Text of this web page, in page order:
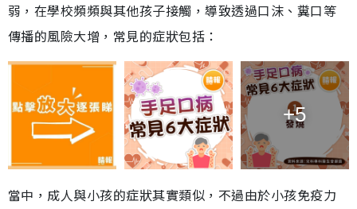
弱，在學校頻頻與其他孩子接觸，導致透過口沫、糞口等
傳播的風險大增，常見的症狀包括：
+5
當中，成人與小孩的症狀其實類似，不過由於小孩免疫力